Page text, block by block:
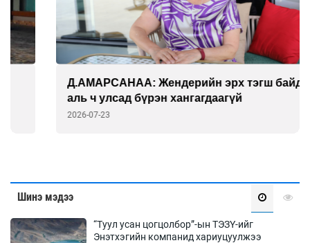
Д.АМАРСАНАА: Жендерийн эрх тэгш байдал
аль ч улсад бүрэн хангагдаагүй
Шинэ мэдээ
“Туул усан цогцолбор”-ын ТЭЗҮ-ийг
Энэтхэгийн компанид хариуцуулжээ